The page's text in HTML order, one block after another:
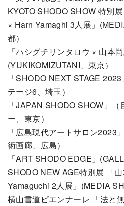
KYOTO SHODO SHOW 特別
× Harn Yamaghi 3人展」
都）
「ハシグチリンタロウ × 山本
(YUKIKOMIZUTANI、東京）
「SHODO NEXT STAGE
テージ6、埼玉）
「JAPAN SHODO SHOW」
ー、東京）
「広島現代アートサロン2023
術画廊、広島）
「ART SHODO EDGE」
SHODO NEW AGE特別展 「
Yamaguchi 2人展」(MEDIA
横山書道ピエンナーレ 「法と